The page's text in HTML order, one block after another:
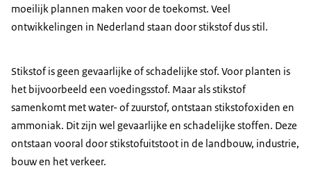
moeilijk plannen maken voor de toekomst. Veel
ontwikkelingen in Nederland staan door stikstof dus stil.
Stikstof is geen gevaarlijke of schadelijke stof. Voor planten is
het bijvoorbeeld een voedingsstof. Maar als stikstof
samenkomt met water- of zuurstof, ontstaan stikstofoxiden en
ammoniak. Dit zijn wel gevaarlijke en schadelijke stoffen. Deze
ontstaan vooral door stikstofuitstoot in de landbouw, industrie,
bouw en het verkeer.